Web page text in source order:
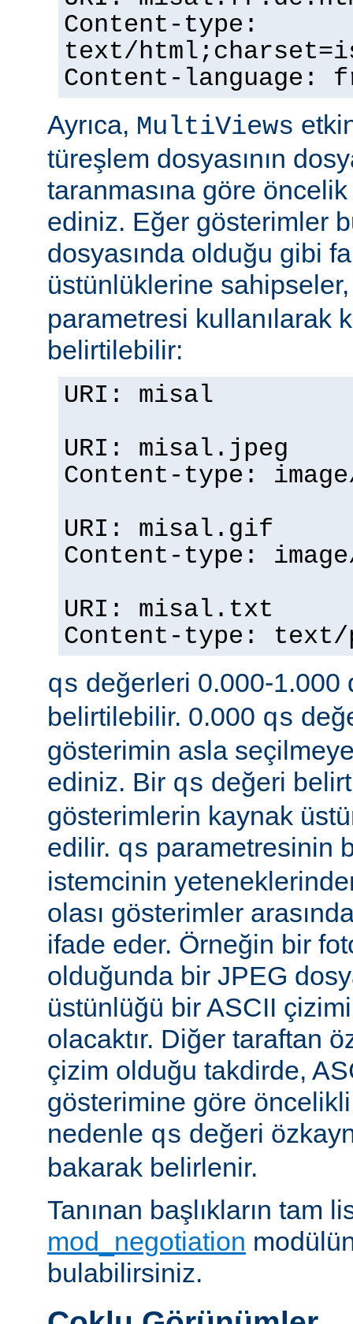
Content-type:
text/
Content-language:
Ayrıca, MultiViews
türeşlem dosyasının
taranmasına göre
ediniz. Eğer gösterimler
dosyasında olduğu gibi
üstünlüklerine
parametresi kullanılarak
belirtilebilir:
URI: misal
URI: misal.jpeg
Content-type:
URI: misal.gif
Content-type:
URI: misal.txt
Content-type:
qs değerleri 0.000-1.000
belirtilebilir. 0.000 qs
gösterimin asla
ediniz. Bir qs değeri
gösterimlerin kaynak
edilir. qs parametresinin
istemcinin
olası gösterimler
ifade eder. Örneğin bir
olduğunda bir JPEG
üstünlüğü bir ASCII
olacaktır. Diğer taraftan
çizim olduğu takdirde,
gösterimine göre
nedenle qs değeri
bakarak belirlenir.
Tanınan başlıkların tam
mod_negotiation
bulabilirsiniz.